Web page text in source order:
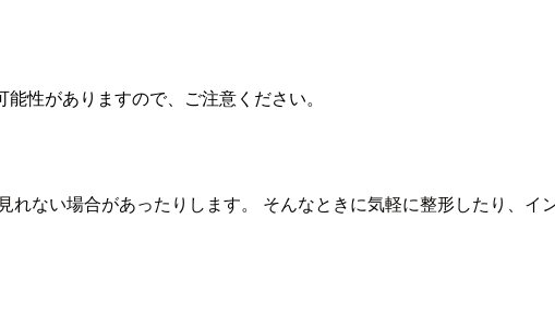
性がありますので、ご注意ください。
ない場合があったりします。 そんなときに気軽に整形したり、イ